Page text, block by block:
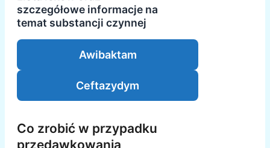
szczegółowe informacje na
temat substancji czynnej
Awibaktam
Ceftazydym
Co zrobić w przypadku
przedawkowania